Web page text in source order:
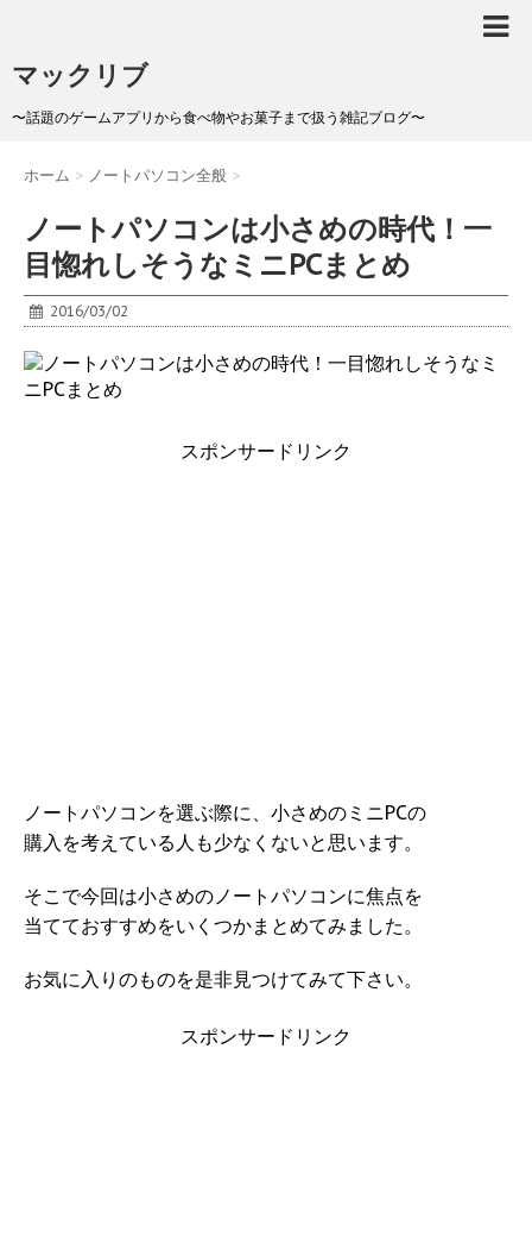
マックリブ
〜話題のゲームアプリから食べ物やお菓子まで扱う雑記ブログ〜
ホーム > ノートパソコン全般 >
ノートパソコンは小さめの時代！一
目惚れしそうなミニPCまとめ
2016/03/02
スポンサードリンク
ノートパソコンを選ぶ際に、小さめのミニPCの
購入を考えている人も少なくないと思います。
そこで今回は小さめのノートパソコンに焦点を
当てておすすめをいくつかまとめてみました。
お気に入りのものを是非見つけてみて下さい。
スポンサードリンク